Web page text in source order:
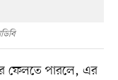
ফেলতে পারলে, এর